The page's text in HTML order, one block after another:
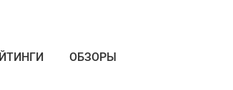
ОБЗОРЫ